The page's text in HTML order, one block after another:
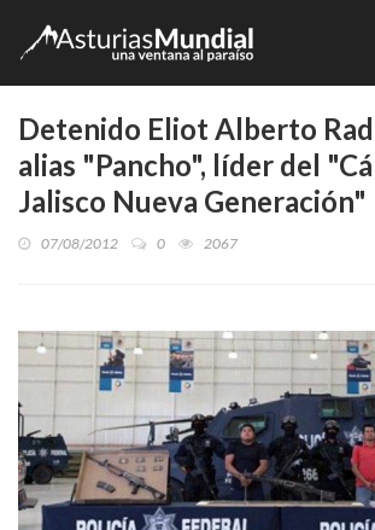
Detenido Eliot Alberto
alias "Pancho", líder del
Jalisco Nueva Generación"
07/08/2012 0 2067